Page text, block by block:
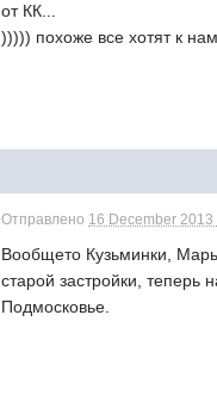
от КК...
))))) похоже все хотят к
Отправлено 16 December 2013
Вообщето Кузьминки,
старой застройки, теперь
Подмосковье.